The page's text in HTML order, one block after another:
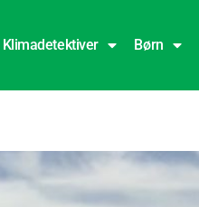
Klimadetektiver Børn